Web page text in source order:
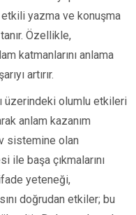
yazma ve konuşma
Özellikle,
katmanlarını anlama
artırır.
üzerindeki olumlu etkileri
anlam kazanım
sistemine olan
ile başa çıkmalarını
yeteneği,
doğrudan etkiler; bu